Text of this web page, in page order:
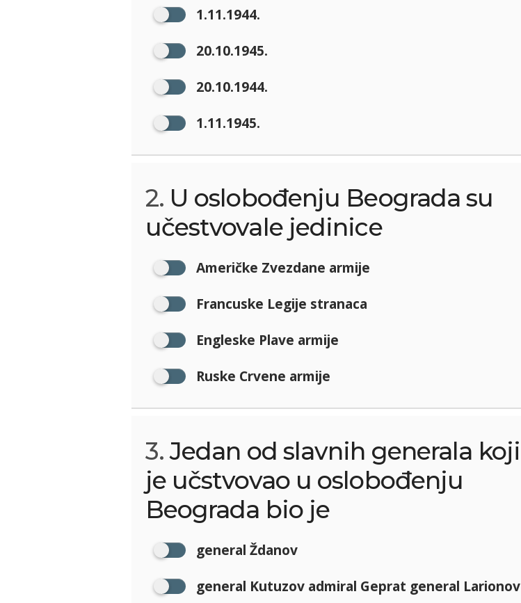
1.11.1944.
20.10.1945.
20.10.1944.
1.11.1945.
2. U oslobođenju Beograda su
učestvovale jedinice
Američke Zvezdane armije
Francuske Legije stranaca
Engleske Plave armije
Ruske Crvene armije
3.Jedan od slavnih generala koji
je učstvovao u oslobođenju
Beograda bio je
general Ždanov
general Kutuzov admiral Geprat general Larionov